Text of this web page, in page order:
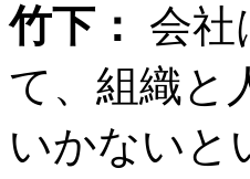
竹下：
会社
て、組織と
いかないと